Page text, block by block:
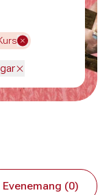
Evenemang (0)